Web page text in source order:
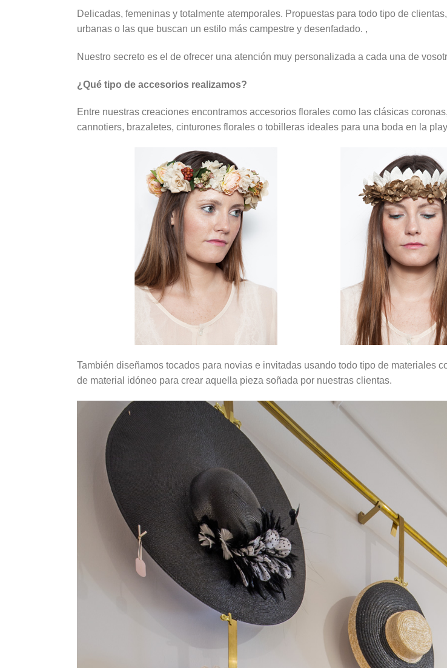
Delicadas, femeninas y totalmente atemporales. Propuestas para todo tipo de
urbanas o las que buscan un estilo más campestre y desenfadado. ,
Nuestro secreto es el de ofrecer una atención muy personalizada a cada una de
¿Qué tipo de accesorios realizamos?
Entre nuestras creaciones encontramos accesorios florales como las clásicas
cannotiers, brazaletes, cinturones florales o tobilleras ideales para una boda en la
También diseñamos tocados para novias e invitadas usando todo tipo de materiales
de material idóneo para crear aquella pieza soñada por nuestras clientas.